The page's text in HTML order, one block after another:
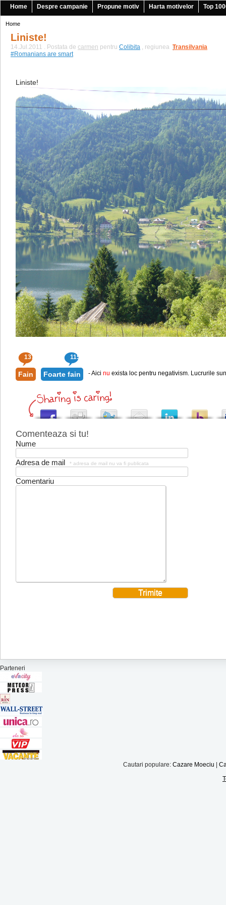
Home Despre campanie Propune motiv Harta motivelor Top
Home
Liniste!
14.Jul.2011 . Postata de carmen pentru Colibita , regiunea Transilvania
|
#Romanians are smart
Liniste!
137 115
Fain Foarte fain - Aici nu exista loc pentru negativism. Lucrurile
Comenteaza si tu!
Nume
Adresa de mail * adresa de mail nu va fi publicata
Comentariu
Parteneri
Cautari populare: Cazare Moeciu